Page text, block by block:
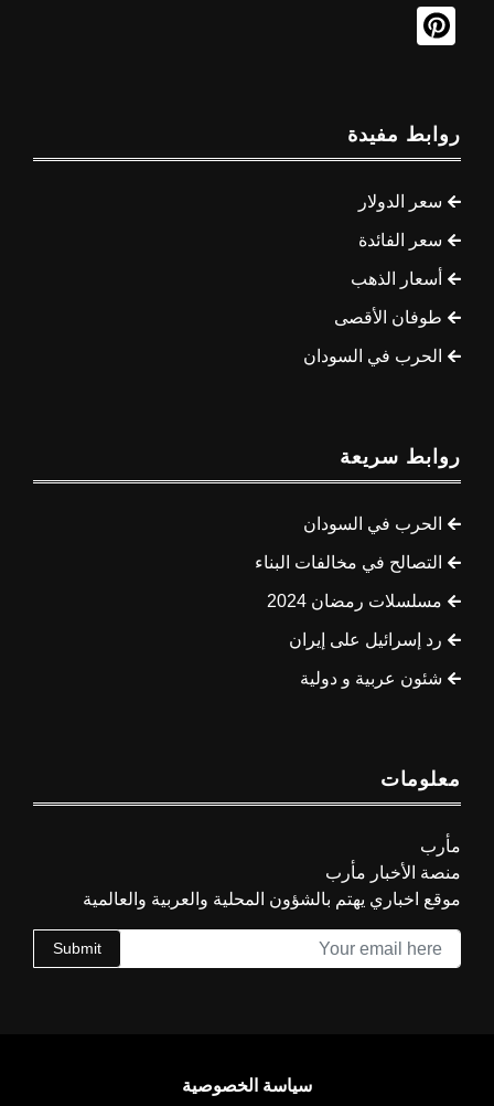
روابط مفيدة
سعر الدولار
سعر الفائدة
أسعار الذهب
طوفان الأقصى
الحرب في السودان
روابط سريعة
الحرب في السودان
التصالح في مخالفات البناء
مسلسلات رمضان 2024
رد إسرائيل على إيران
شئون عربية و دولية
معلومات
مأرب
منصة الأخبار مأرب
موقع اخباري يهتم بالشؤون المحلية والعربية والعالمية
Submit
سياسة الخصوصية